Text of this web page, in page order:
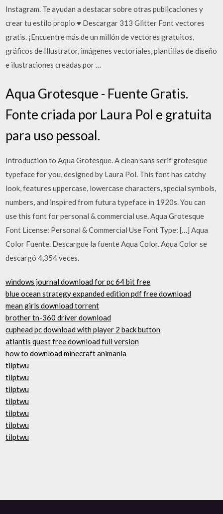
Instagram. Te ayudan a destacar sobre otras publicaciones y
crear tu estilo propio ♥ Descargar 313 Glitter Font vectores
gratis. ¡Encuentre más de un millón de vectores gratuitos,
gráficos de Illustrator, imágenes vectoriales, plantillas de diseño
e ilustraciones creadas por …
Aqua Grotesque - Fuente Gratis.
Fonte criada por Laura Pol e gratuita
para uso pessoal.
Introduction to Aqua Grotesque. A clean sans serif grotesque
typeface for you, designed by Laura Pol. This font has catchy
look, features uppercase, lowercase characters, special symbols,
numbers, and inspired from futura typeface in 1920s. You can
use this font for personal & commercial use. Aqua Grotesque
Font License: Personal & Commercial Use Font Type: […] Aqua
Color Fuente. Descargue la fuente Aqua Color. Aqua Color se
descargó 4,354 veces.
windows journal download for pc 64 bit free
blue ocean strategy expanded edition pdf free download
mean girls download torrent
brother tn-360 driver download
cuphead pc download with player 2 back button
atlantis quest free download full version
how to download minecraft animania
tilptwu
tilptwu
tilptwu
tilptwu
tilptwu
tilptwu
tilptwu